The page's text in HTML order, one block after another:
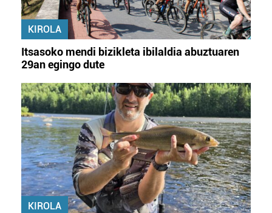
KIROLA
Itsasoko mendi bizikleta ibilaldia abuztuaren
29an egingo dute
KIROLA